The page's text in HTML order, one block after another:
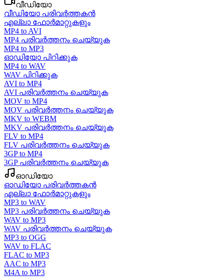
വീഡിയോ
വീഡിയോ പരിവർത്തകൻ
എല്ലാ ഫോർമാറ്റുകളും
MP4 to AVI
MP4 പരിവർത്തനം ചെയ്യുക
MP4 to MP3
ഓഡിയോ പിറിക്കുക
MP4 to WAV
WAV പിറിക്കുക
AVI to MP4
AVI പരിവർത്തനം ചെയ്യുക
MOV to MP4
MOV പരിവർത്തനം ചെയ്യുക
MKV to WEBM
MKV പരിവർത്തനം ചെയ്യുക
FLV to MP4
FLV പരിവർത്തനം ചെയ്യുക
3GP to MP4
3GP പരിവർത്തനം ചെയ്യുക
ഓഡിയോ
ഓഡിയോ പരിവർത്തകൻ
എല്ലാ ഫോർമാറ്റുകളും
MP3 to WAV
MP3 പരിവർത്തനം ചെയ്യുക
WAV to MP3
WAV പരിവർത്തനം ചെയ്യുക
MP3 to OGG
WAV to FLAC
FLAC to MP3
AAC to MP3
M4A to MP3